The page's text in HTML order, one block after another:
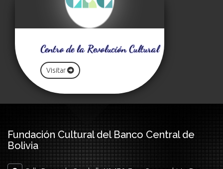
Centro de la Revolución Cultural
Visitar
Fundación Cultural del Banco Central de
Bolivia